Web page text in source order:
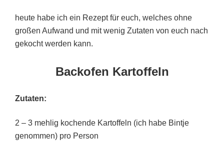
heute habe ich ein Rezept für euch, welches ohne
großen Aufwand und mit wenig Zutaten von euch nach
gekocht werden kann.
Backofen Kartoffeln
Zutaten:
2 – 3 mehlig kochende Kartoffeln (ich habe Bintje
genommen) pro Person